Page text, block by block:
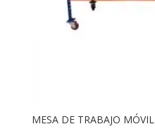
MESA DE TRABAJO MÓVIL